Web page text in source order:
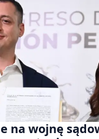
na wojnę